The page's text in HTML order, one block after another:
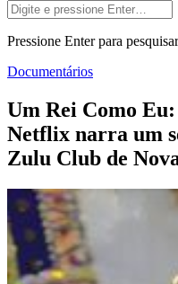
Pressione Enter para pesquisar
Documentários
Um Rei Como
Netflix narra um
Zulu Club de